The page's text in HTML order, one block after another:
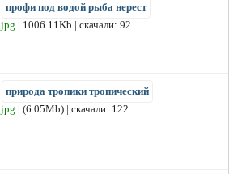
профи под водой рыба нерест
jpg | 1006.11Kb | скачали: 92
природа тропики тропический
jpg | (6.05Mb) | скачали: 122